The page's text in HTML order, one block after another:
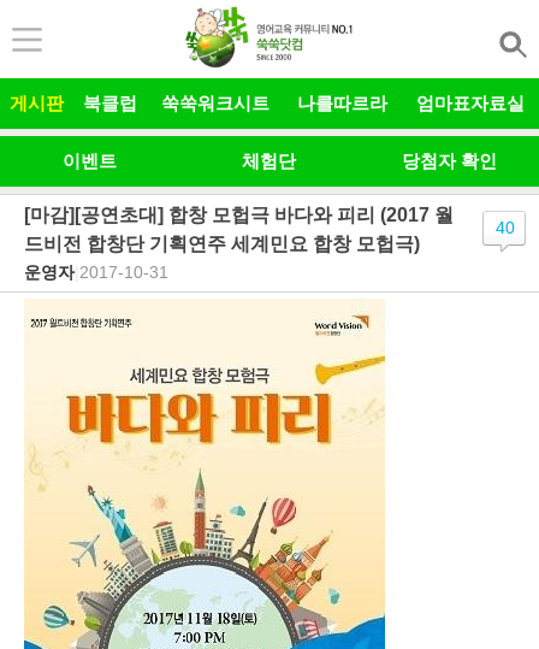
게시판 북클럽 쑥쑥워크시트 나를따르라 엄마표자료실
이벤트 체험단 당첨자 확인
[마감][공연초대] 합창 모헙극 바다와 피리 (2017 월
드비전 합창단 기획연주 세계민요 합창 모헙극)
운영자| 2017-10-31
40